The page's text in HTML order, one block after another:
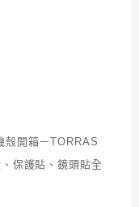
開箱－TORRAS
保護貼、鏡頭貼全